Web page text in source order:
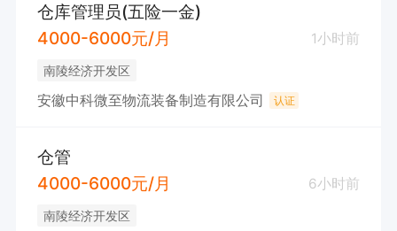
仓库管理员(五险一金)
4000-6000元/月
1小时前
南陵经济开发区
安徽中科微至物流装备制造有限公司 认证
仓管
4000-6000元/月
6小时前
南陵经济开发区